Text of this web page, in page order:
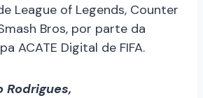
League of Legends, Counter
Bros, por parte da
ACATE Digital de FIFA.
Rodrigues,